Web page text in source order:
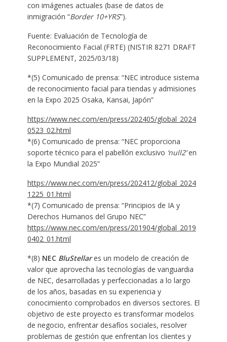
con imágenes actuales (base de datos de
inmigración “Border 10+YRS”).
Fuente: Evaluación de Tecnología de
Reconocimiento Facial (FRTE) (NISTIR 8271 DRAFT
SUPPLEMENT, 2025/03/18)
*(5) Comunicado de prensa: “NEC introduce sistema
de reconocimiento facial para tiendas y admisiones
en la Expo 2025 Osaka, Kansai, Japón”
https://www.nec.com/en/press/202405/global_2024
0523_02.html
*(6) Comunicado de prensa: “NEC proporciona
soporte técnico para el pabellón exclusivo ‘null2’en
la Expo Mundial 2025”
https://www.nec.com/en/press/202412/global_2024
1225_01.html
*(7) Comunicado de prensa: “Principios de IA y
Derechos Humanos del Grupo NEC”
https://www.nec.com/en/press/201904/global_2019
0402_01.html
*(8) NEC BluStellares un modelo de creación de
valor que aprovecha las tecnologías de vanguardia
de NEC, desarrolladas y perfeccionadas a lo largo
de los años, basadas en su experiencia y
conocimiento comprobados en diversos sectores. El
objetivo de este proyecto es transformar modelos
de negocio, enfrentar desafíos sociales, resolver
problemas de gestión que enfrentan los clientes y